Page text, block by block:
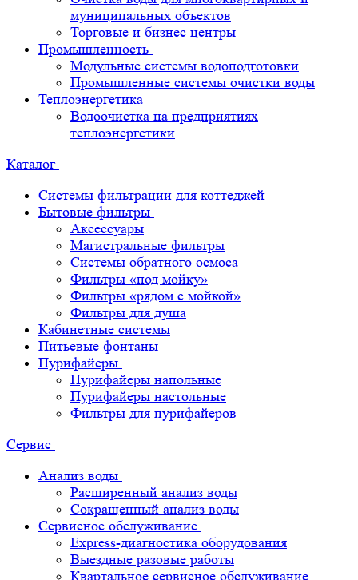
муниципальных объектов
Торговые и бизнес центры
Промышленность
Модульные системы водоподготовки
Промышленные системы очистки воды
Теплоэнергетика
Водоочистка на предприятиях
теплоэнергетики
Каталог
Системы фильтрации для коттеджей
Бытовые фильтры
Аксессуары
Магистральные фильтры
Системы обратного осмоса
Фильтры «под мойку»
Фильтры «рядом с мойкой»
Фильтры для душа
Кабинетные системы
Питьевые фонтаны
Пурифайеры
Пурифайеры напольные
Пурифайеры настольные
Фильтры для пурифайеров
Сервис
Анализ воды
Расширенный анализ воды
Сокращенный анализ воды
Сервисное обслуживание
Express-диагностика оборудования
Выездные разовые работы
Квартальное сервисное обслуживание